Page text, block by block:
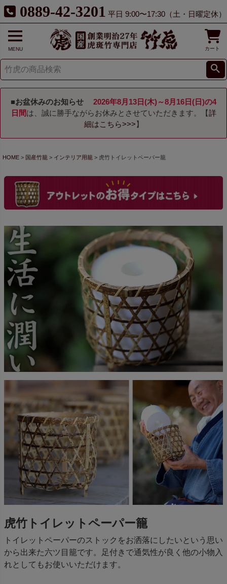
0889-42-3201 平日 9:00〜17:30（土・日曜定休）
MENU カート
■お盆休みのお知らせ
2026年8月13日(木)～8月16日(日)の4
日間は、誠に勝手ながらお休みとさせていただきます。【詳
細はこちら>>> 】
HOME 国産竹籠 インテリア用籠 虎竹トイレットペーパー籠
虎竹トイレットペーパー籠
トイレットペーパーのストックをお洒落にしたいという思い
から出来た六ツ目籠です。足付きで通気性が良く他の小物入
れとしてもお使いいただけます。